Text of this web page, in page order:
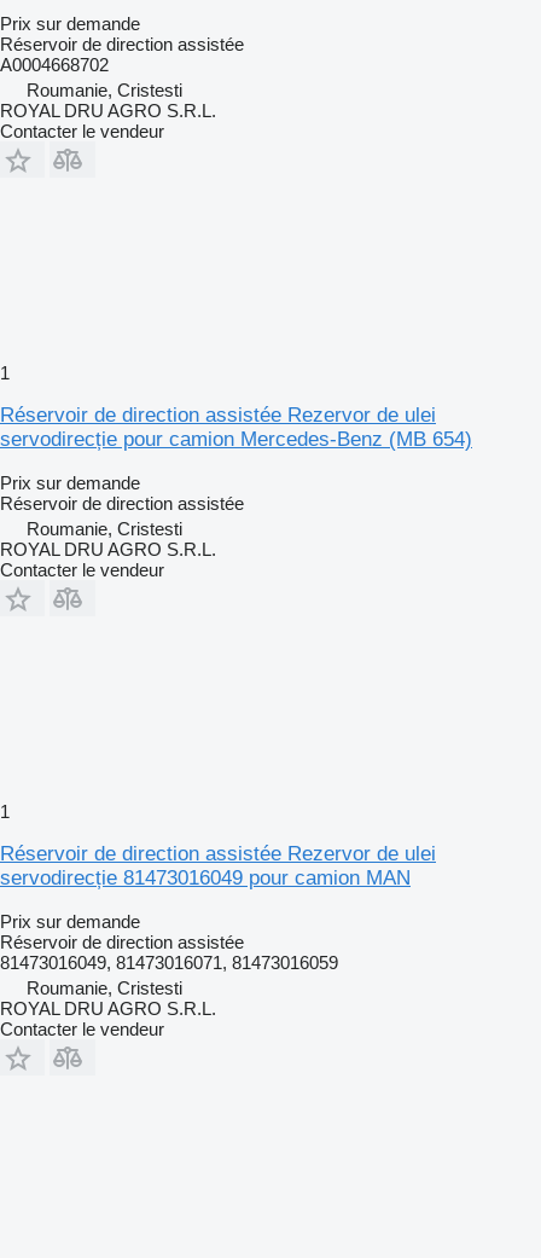
Prix sur demande
Réservoir de direction assistée
A0004668702
Roumanie, Cristesti
ROYAL DRU AGRO S.R.L.
Contacter le vendeur
1
Réservoir de direction assistée Rezervor de ulei
servodirecție pour camion Mercedes-Benz (MB 654)
Prix sur demande
Réservoir de direction assistée
Roumanie, Cristesti
ROYAL DRU AGRO S.R.L.
Contacter le vendeur
1
Réservoir de direction assistée Rezervor de ulei
servodirecție 81473016049 pour camion MAN
Prix sur demande
Réservoir de direction assistée
81473016049, 81473016071, 81473016059
Roumanie, Cristesti
ROYAL DRU AGRO S.R.L.
Contacter le vendeur